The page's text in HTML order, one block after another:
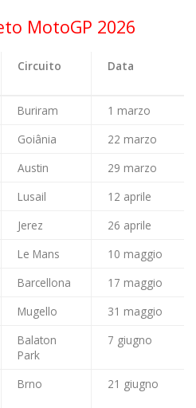
MotoGP 2026
Circuito Data
Buriram
1 marzo
Goiânia
22 marzo
Austin
29 marzo
Lusail
12 aprile
Jerez
26 aprile
Le Mans
10 maggio
Barcellona
17 maggio
Mugello
31 maggio
Balaton
Park
7 giugno
Brno 21 giugno